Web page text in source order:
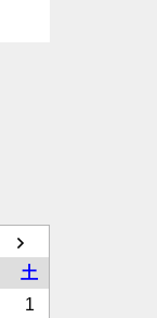
土
1